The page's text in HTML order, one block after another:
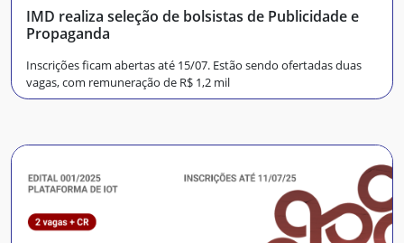
IMD realiza seleção de bolsistas de Publicidade e
Propaganda
Inscrições ficam abertas até 15/07. Estão sendo ofertadas duas
vagas, com remuneração de R$ 1,2 mil